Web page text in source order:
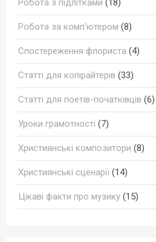
Робота з підлітками (18)
Робота за комп'ютером (8)
Спостереження флориста (4)
Статті для копірайтерів (33)
Статті для поетів-початківців (6)
Уроки грамотності (7)
Християнські композитори (8)
Християнські сценарії (14)
Цікаві факти про музику (15)